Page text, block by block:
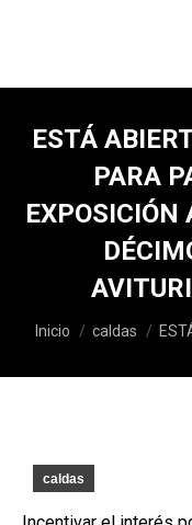
ESTÁ
PARA
EXPOSICIÓN
Estás aquí:
Inicio caldas
caldas